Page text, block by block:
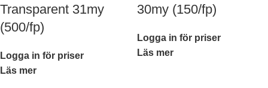
Transparent 31my
(500/fp)
Logga in för priser
Läs mer
30my (150/fp)
Logga in för priser
Läs mer